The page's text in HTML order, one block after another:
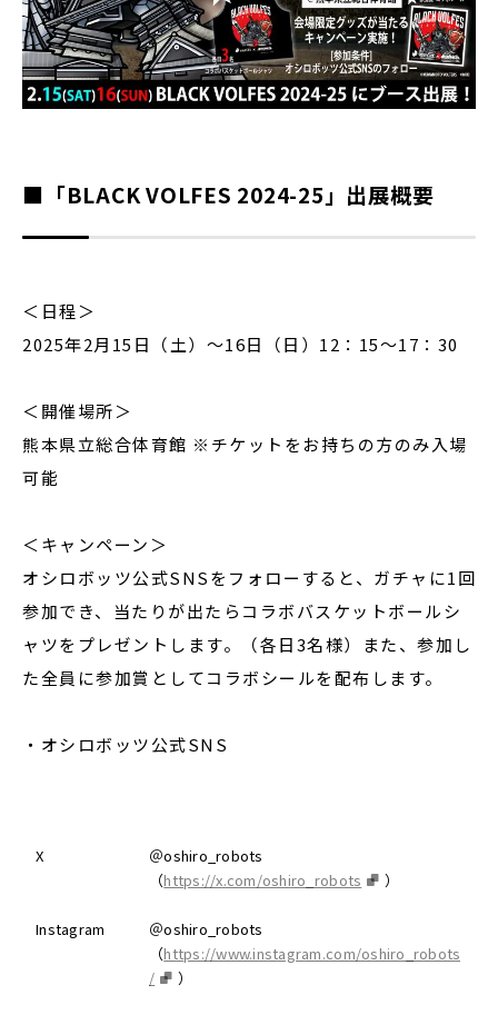
■「BLACK VOLFES 2024-25」出展概要
＜日程＞
2025年2月15日（土）～16日（日）12：15～17：30
＜開催場所＞
熊本県立総合体育館 ※チケットをお持ちの方のみ入場
可能
＜キャンペーン＞
オシロボッツ公式SNSをフォローすると、ガチャに1回
参加でき、当たりが出たらコラボバスケットボールシ
ャツをプレゼントします。（各日3名様）また、参加し
た全員に参加賞としてコラボシールを配布します。
・オシロボッツ公式SNS
X
＠oshiro_robots
（https://x.com/oshiro_robots ）
Instagram
＠oshiro_robots
（https://www.instagram.com/oshiro_robots
/
）